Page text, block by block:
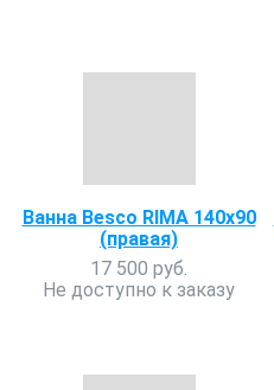
Ванна Besco RIMA 140х90
(правая)
17 500 руб.
Не доступно к заказу